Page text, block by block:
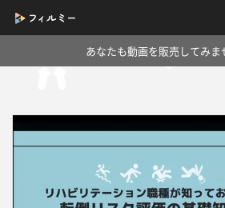
あなたも動画を販売してみま